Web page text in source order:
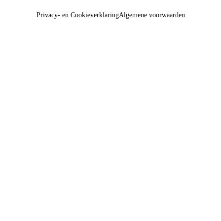
Privacy- en CookieverklaringAlgemene voorwaarden